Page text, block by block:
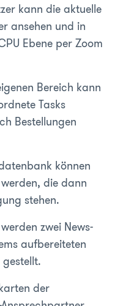
kann die aktuelle
ansehen und in
Ebene per Zoom
Bereich kann
Tasks
Bestellungen
können
die dann
stehen.
zwei News-
aufbereiteten
der